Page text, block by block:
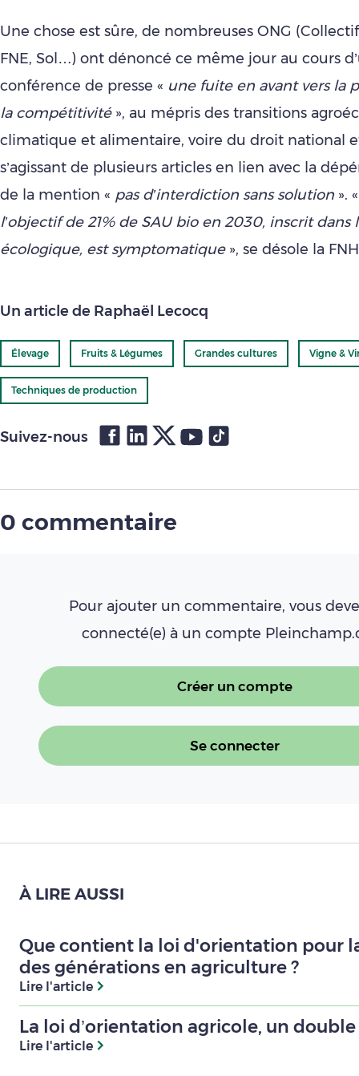
Une chose est sûre, de nombreuses ONG
FNE, Sol…) ont dénoncé ce même jour au cours
conférence de presse « une fuite en avant vers la
la compétitivité», au mépris des transitions
climatique et alimentaire, voire du droit national
s’agissant de plusieurs articles en lien avec la
de la mention « pas d’interdiction sans solution ».
l’objectif de 21% de SAU bio en 2030, inscrit dans
écologique, est symptomatique », se désole la
Un article de Raphaël Lecocq
Élevage Fruits & Légumes Grandes cultures Vigne &
Techniques de production
Suivez-nous
0 commentaire
Pour ajouter un commentaire, vous
connecté(e) à un compte
Créer un compte
Se connecter
À LIRE AUSSI
Que contient la loi d'orientation pour
des générations en agriculture ?
Lire l'article
La loi d’orientation agricole, un
Lire l'article